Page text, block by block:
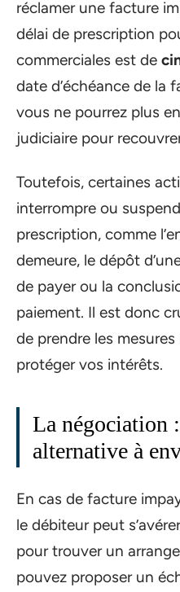
réclamer une facture
délai de prescription
commerciales est de
date d’échéance de la
vous ne pourrez plus
judiciaire pour
Toutefois, certaines
interrompre ou
prescription, comme
demeure, le dépôt
de payer ou la
paiement. Il est donc
de prendre les
protéger vos intérêts.
La négociation
alternative à
En cas de facture
le débiteur peut
pour trouver un
pouvez proposer un